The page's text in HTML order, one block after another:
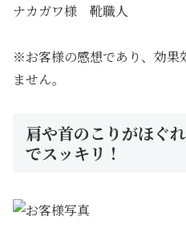
ナカガワ様 靴職人
※お客様の感想であり、効果
ません。
肩や首のこりがほぐ
でスッキリ！